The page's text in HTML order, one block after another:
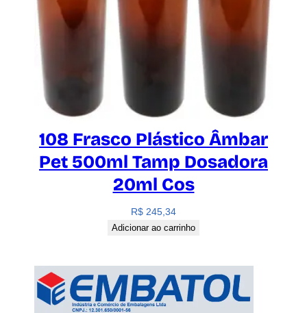
108 Frasco Plástico Âmbar
Pet 500ml Tamp Dosadora
20ml Cos
R$ 245,34
Adicionar ao carrinho